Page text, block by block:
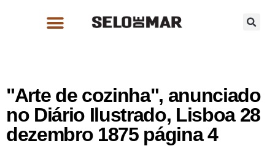
"Arte de cozinha", anunciado
no Diário Ilustrado, Lisboa 28
dezembro 1875 página 4